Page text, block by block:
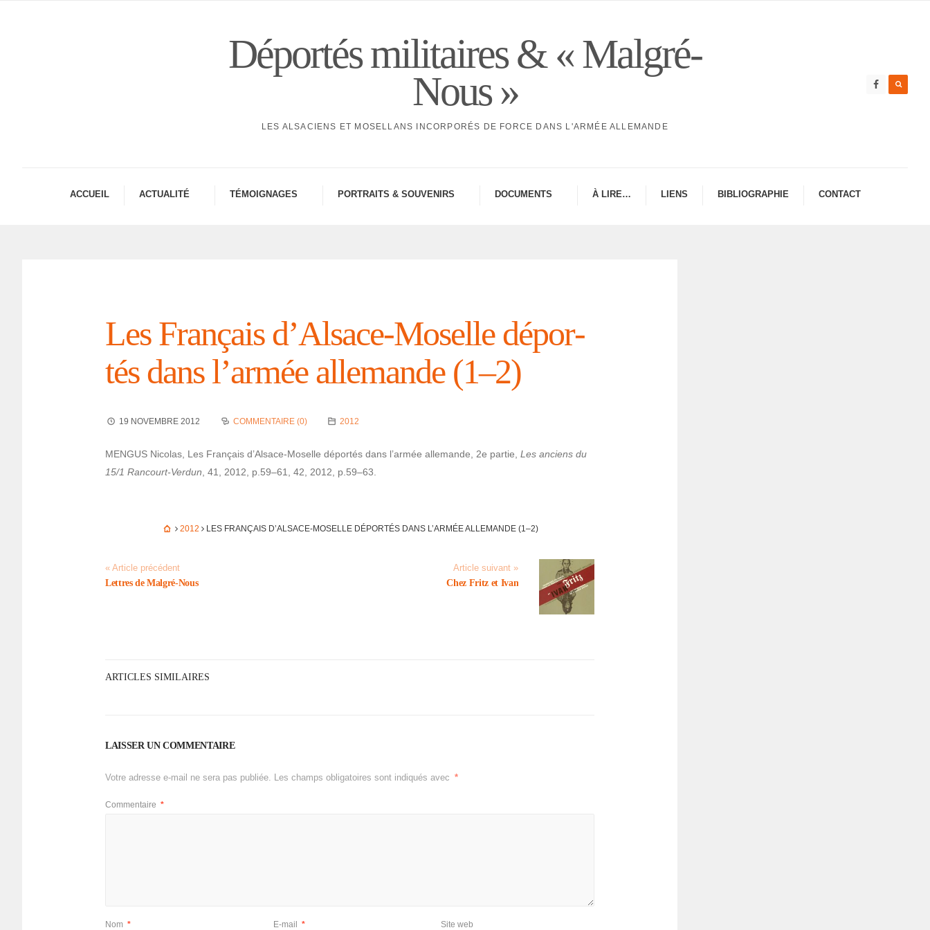
Déportés militaires & « Malgré-
Nous »
LES ALSACIENS ET MOSELLANS INCORPORÉS DE FORCE DANS L'ARMÉE ALLEMANDE
ACCUEIL ACTUA­LITÉ TÉMOI­GNAGES PORTRAITS & SOUVE­NIRS DOCU­MENTS À LIRE… LIENS BIBLIO­GRA­PHIE CONTAC­­T
Les Français d’Al­sace-Moselle dépor­
tés dans l’ar­mée alle­mande (1–2)
19 NOVEMBRE 2012 COMMENTAIRE (0) 2012
MENGUS Nico­las, Les Français d’Al­sace-Moselle dépor­tés dans l’ar­mée alle­mande, 2e partie, Les anciens du
15/1 Rancourt-Verdun , 41, 2012, p.59–61, 42, 2012, p.59–63.
2012 LES FRANÇAIS D’AL­SACE-MOSELLE DÉPOR­TÉS DANS L’AR­MÉE ALLE­MANDE (1–2)
« Article précédent
Lettres de Malgré-Nous
Article suivant »
Chez Fritz et Ivan
ARTICLES SIMILAIRES
LAISSER UN COMMENTAIRE
Votre adresse e-mail ne sera pas publiée. Les champs obligatoires sont indiqués avec *
Commentaire *
Nom * E-mail * Site web